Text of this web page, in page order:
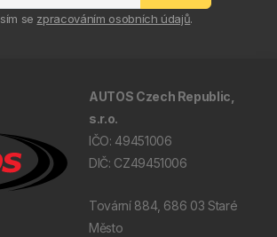
se zpracováním osobních údajů.
AUTOS Czech Republic,
s.r.o.
IČO: 49451006
DIČ: CZ49451006
Tovární 884, 686 03 Staré
Město